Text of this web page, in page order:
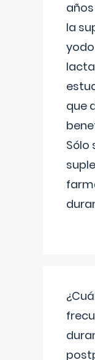
la
que
Sólo